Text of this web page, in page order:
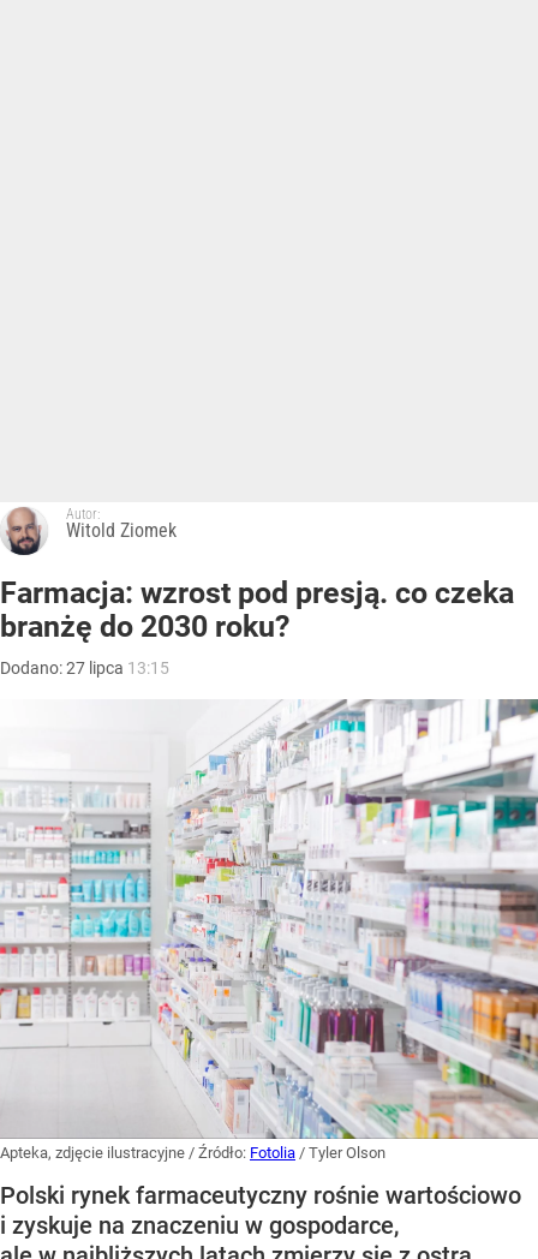
Autor:
Witold Ziomek
Farmacja: wzrost pod presją. co czeka
branżę do 2030 roku?
Dodano:27 lipca 13:15
Apteka, zdjęcie ilustracyjne / Źródło: Fotolia / Tyler Olson
Polski rynek farmaceutyczny rośnie wartościowo
i zyskuje na znaczeniu w gospodarce,